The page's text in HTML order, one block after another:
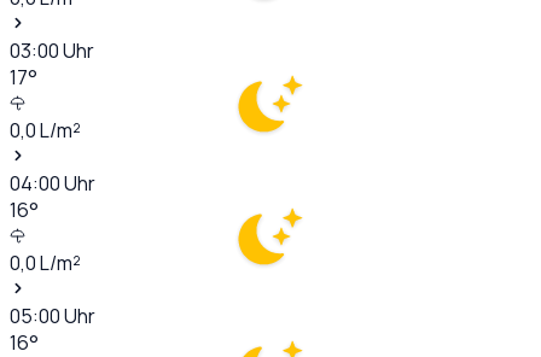
03:00Uhr
17°
0,0L/m²
04:00Uhr
16°
0,0L/m²
05:00Uhr
16°